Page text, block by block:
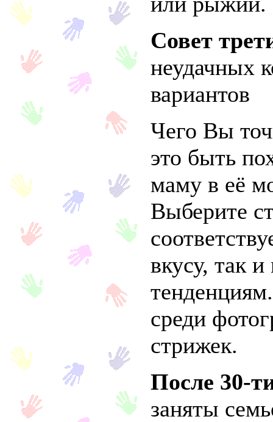
Совет
неудачных
вариантов
Чего Вы
это быть
маму в её
Выберите
вкусу, так
среди
стрижек.
После 30-
заняты